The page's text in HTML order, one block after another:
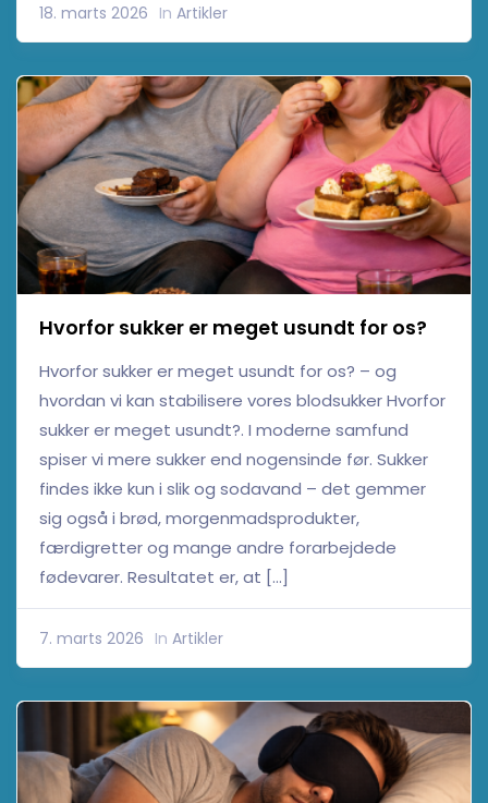
18. marts 2026 In Artikler
Hvorfor sukker er meget usundt for os?
Hvorfor sukker er meget usundt for os? – og
hvordan vi kan stabilisere vores blodsukker Hvorfor
sukker er meget usundt?. I moderne samfund
spiser vi mere sukker end nogensinde før. Sukker
findes ikke kun i slik og sodavand – det gemmer
sig også i brød, morgenmadsprodukter,
færdigretter og mange andre forarbejdede
fødevarer. Resultatet er, at […]
7. marts 2026 In Artikler